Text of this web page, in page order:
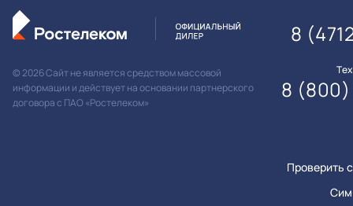
© 2026 Сайт не является средством массовой
информации и действует на основании партнерского
договора с ПАО «Ростелеком»
Проверить
8
8